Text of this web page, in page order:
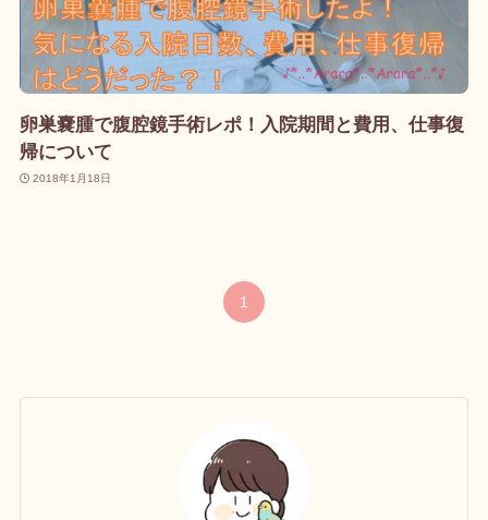
卵巣嚢腫で腹腔鏡手術レポ！入院期間と費用、仕事復
帰について
2018年1月18日
1